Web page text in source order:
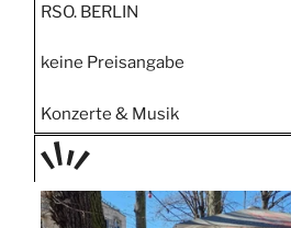
RSO. BERLIN
keine Preisangabe
Konzerte & Musik
TAGE
STIPP